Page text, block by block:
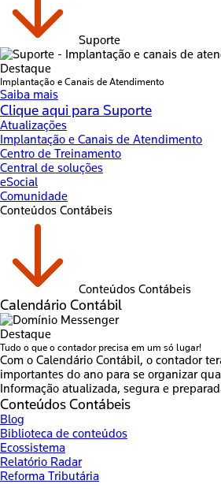
Suporte
Destaque
Implantação e Canais de Atendimento
Saiba mais
Clique aqui para Suporte
Atualizações
Implantação e Canais de Atendimento
Centro de Treinamento
Central de soluções
eSocial
Comunidade
Conteúdos Contábeis
Conteúdos Contábeis
Calendário Contábil
Destaque
Tudo o que o contador precisa em um só lugar!
Com o Calendário Contábil, o contador
importantes do ano para se organizar
Informação atualizada, segura e
Conteúdos Contábeis
Blog
Biblioteca de conteúdos
Ecossistema
Relatório Radar
Reforma Tributária